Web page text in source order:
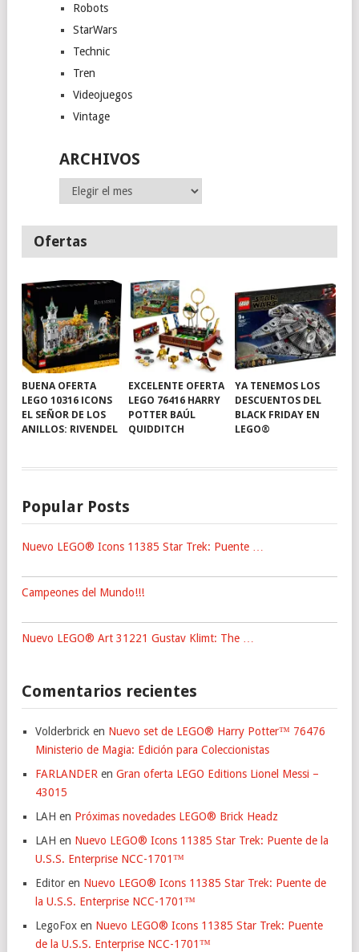
Robots
StarWars
Technic
Tren
Videojuegos
Vintage
ARCHIVOS
Archivos
Ofertas
BUENA OFERTA
LEGO 10316 ICONS
EL SEÑOR DE LOS
ANILLOS: RIVENDEL
EXCELENTE OFERTA
LEGO 76416 HARRY
POTTER BAÚL
QUIDDITCH
YA TENEMOS LOS
DESCUENTOS DEL
BLACK FRIDAY EN
LEGO®
Popular Posts
Nuevo LEGO® Icons 11385 Star Trek: Puente …
Campeones del Mundo!!!
Nuevo LEGO® Art 31221 Gustav Klimt: The …
Comentarios recientes
Volderbrick en Nuevo set de LEGO® Harry Potter™ 76476
Ministerio de Magia: Edición para Coleccionistas
FARLANDER en Gran oferta LEGO Editions Lionel Messi –
43015
LAH en Próximas novedades LEGO® Brick Headz
LAH en Nuevo LEGO® Icons 11385 Star Trek: Puente de la
U.S.S. Enterprise NCC-1701™
Editor en Nuevo LEGO® Icons 11385 Star Trek: Puente de
la U.S.S. Enterprise NCC-1701™
LegoFox en Nuevo LEGO® Icons 11385 Star Trek: Puente
de la U.S.S. Enterprise NCC-1701™